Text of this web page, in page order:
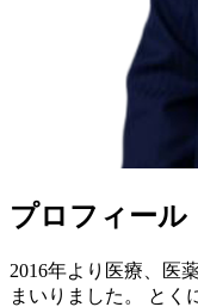
プロフィール
2016年より医療、医
まいりました。 とく